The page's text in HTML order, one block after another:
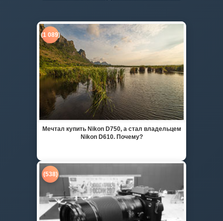
(1 089)
Мечтал купить Nikon D750, а стал владельцем
Nikon D610. Почему?
(538)